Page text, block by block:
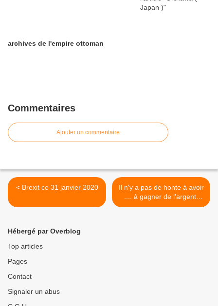
archives de l'empire ottoman
Commentaires
Ajouter un commentaire
< Brexit ce 31 janvier 2020
Il n'y a pas de honte à avoir
.... à gagner de l'argent,
entre autre . >
Hébergé par Overblog
Top articles
Pages
Contact
Signaler un abus